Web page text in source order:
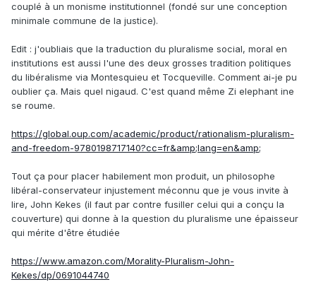
couplé à un monisme institutionnel (fondé sur une conception
minimale commune de la justice).
Edit : j'oubliais que la traduction du pluralisme social, moral en
institutions est aussi l'une des deux grosses tradition politiques
du libéralisme via Montesquieu et Tocqueville. Comment ai-je pu
oublier ça. Mais quel nigaud. C'est quand même Zi elephant ine
se roume.
https://global.oup.com/academic/product/rationalism-pluralism-
and-freedom-9780198717140?cc=fr&amp;lang=en&amp;
Tout ça pour placer habilement mon produit, un philosophe
libéral-conservateur injustement méconnu que je vous invite à
lire, John Kekes (il faut par contre fusiller celui qui a conçu la
couverture) qui donne à la question du pluralisme une épaisseur
qui mérite d'être étudiée
https://www.amazon.com/Morality-Pluralism-John-
Kekes/dp/0691044740